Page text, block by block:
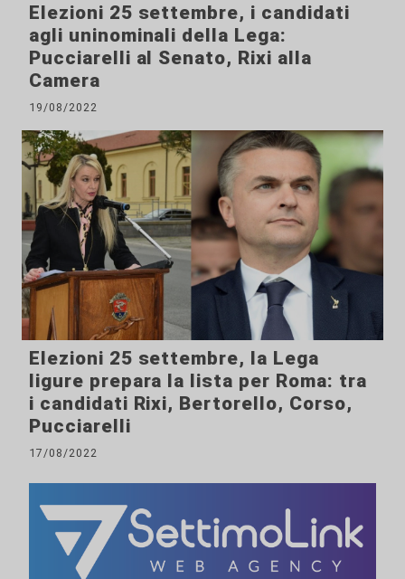
Elezioni 25 settembre, i candidati
agli uninominali della Lega:
Pucciarelli al Senato, Rixi alla
Camera
19/08/2022
Elezioni 25 settembre, la Lega
ligure prepara la lista per Roma: tra
i candidati Rixi, Bertorello, Corso,
Pucciarelli
17/08/2022